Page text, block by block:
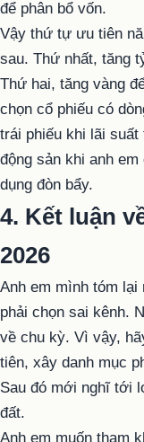
để phân bổ vốn.
Vậy thứ tự ưu tiên
sau. Thứ nhất, tăng
Thứ hai, tăng vàng
chọn cổ phiếu có
trái phiếu khi lãi suất
động sản khi anh
dụng đòn bẩy.
4. Kết luận
2026
Anh em mình tóm lại
phải chọn sai kênh.
về chu kỳ. Vì vậy,
tiên, xây danh mục
Sau đó mới nghĩ tới
đất.
Anh em muốn tham